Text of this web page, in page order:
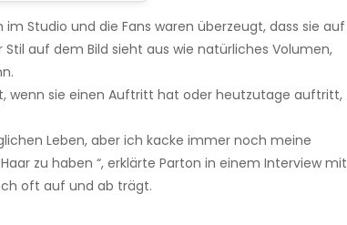
Studio und die Fans waren überzeugt, dass sie auf
auf dem Bild sieht aus wie natürliches Volumen,
wenn sie einen Auftritt hat oder heutzutage auftritt,
Leben, aber ich kacke immer noch meine
zu haben “, erklärte Parton in einem Interview mit
oft auf und ab trägt.